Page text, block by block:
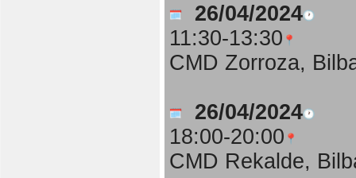
26/04/2024
11:30-13:30
CMD Zorroza,
26/04/2024
18:00-20:00
CMD Rekalde,